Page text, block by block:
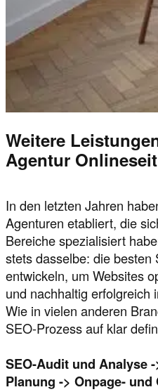
Weitere
Agentur
In den letzten Jahren
Agenturen etabliert, die
Bereiche spezialisiert
stets dasselbe: die besten
entwickeln, um Websites
und nachhaltig erfolgreich
Wie in vielen anderen
SEO-Prozess auf klar
SEO-Audit und Analyse
Planung -> Onpage-